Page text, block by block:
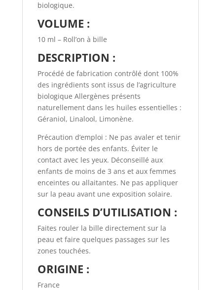
biologique.
VOLUME :
10 ml – Roll’on à bille
DESCRIPTION :
Procédé de fabrication contrôlé dont 100%
des ingrédients sont issus de l’agriculture
biologique Allergènes présents
naturellement dans les huiles essentielles :
Géraniol, Linalool, Limonène.
Précaution d’emploi : Ne pas avaler et tenir
hors de portée des enfants. Éviter le
contact avec les yeux. Déconseillé aux
enfants de moins de 3 ans et aux femmes
enceintes ou allaitantes. Ne pas appliquer
sur la peau avant une exposition solaire.
CONSEILS D’UTILISATION :
Faites rouler la bille directement sur la
peau et faire quelques passages sur les
zones touchées.
ORIGINE :
France